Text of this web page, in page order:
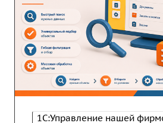
1С:Управление нашей